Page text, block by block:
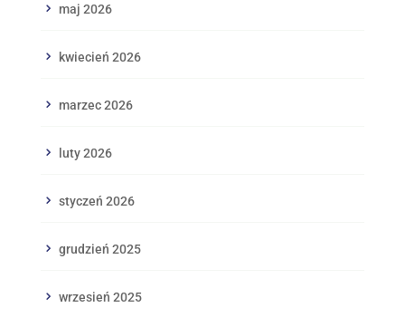
maj 2026
kwiecień 2026
marzec 2026
luty 2026
styczeń 2026
grudzień 2025
wrzesień 2025